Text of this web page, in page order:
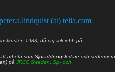
peter.a.lindquist (at) telia.com
1983, då jag fick jobb på
arbeta som Sjöräddningsledare och sedermera
) på JRCC Sweden
Sjö- och